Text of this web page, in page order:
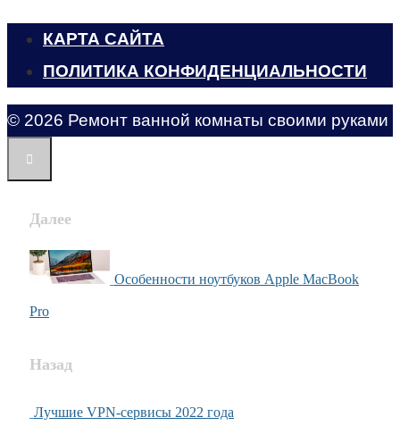
КАРТА САЙТА
ПОЛИТИКА КОНФИДЕНЦИАЛЬНОСТИ
© 2026 Ремонт ванной комнаты своими руками
Далее
Особенности ноутбуков Apple MacBook
Pro
Назад
Лучшие VPN-сервисы 2022 года